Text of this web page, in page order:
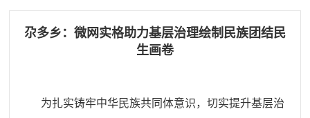
尕多乡：微网实格助力基层治理绘制民族团结民
生画卷
为扎实铸牢中华民族共同体意识，切实提升基层治